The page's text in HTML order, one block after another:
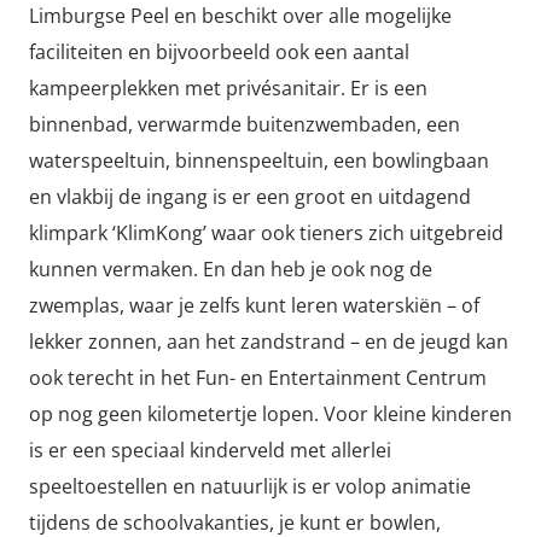
Limburgse Peel en beschikt over alle mogelijke
faciliteiten en bijvoorbeeld ook een aantal
kampeerplekken met privésanitair. Er is een
binnenbad, verwarmde buitenzwembaden, een
waterspeeltuin, binnenspeeltuin, een bowlingbaan
en vlakbij de ingang is er een groot en uitdagend
klimpark ‘KlimKong’ waar ook tieners zich uitgebreid
kunnen vermaken. En dan heb je ook nog de
zwemplas, waar je zelfs kunt leren waterskiën – of
lekker zonnen, aan het zandstrand – en de jeugd kan
ook terecht in het Fun- en Entertainment Centrum
op nog geen kilometertje lopen. Voor kleine kinderen
is er een speciaal kinderveld met allerlei
speeltoestellen en natuurlijk is er volop animatie
tijdens de schoolvakanties, je kunt er bowlen,